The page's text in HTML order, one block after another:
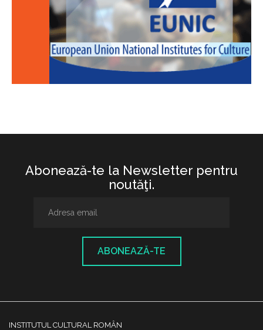
Abonează-te la Newsletter pentru
noutăţi.
ABONEAZĂ-TE
INSTITUTUL CULTURAL ROMÂN